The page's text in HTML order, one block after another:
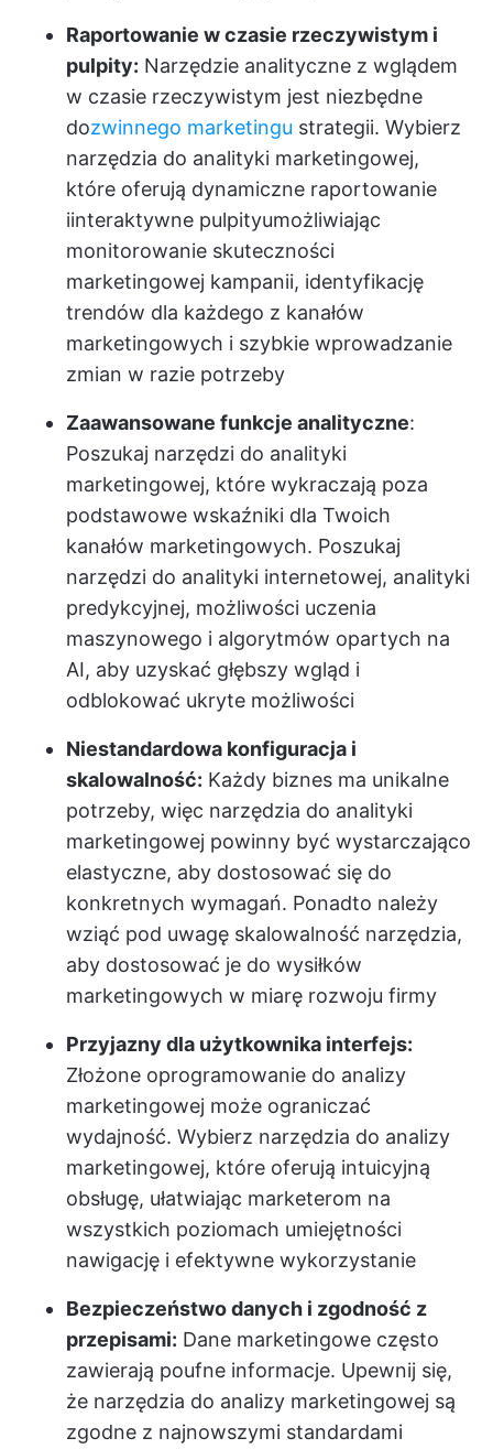
Raportowanie w czasie rzeczywistym i
pulpity: Narzędzie analityczne z wglądem
w czasie rzeczywistym jest niezbędne
dozwinnego marketingu strategii. Wybierz
narzędzia do analityki marketingowej,
które oferują dynamiczne raportowanie
iinteraktywne pulpityumożliwiając
monitorowanie skuteczności
marketingowej kampanii, identyfikację
trendów dla każdego z kanałów
marketingowych i szybkie wprowadzanie
zmian w razie potrzeby
Zaawansowane funkcje analityczne:
Poszukaj narzędzi do analityki
marketingowej, które wykraczają poza
podstawowe wskaźniki dla Twoich
kanałów marketingowych. Poszukaj
narzędzi do analityki internetowej, analityki
predykcyjnej, możliwości uczenia
maszynowego i algorytmów opartych na
AI, aby uzyskać głębszy wgląd i
odblokować ukryte możliwości
Niestandardowa konfiguracja i
skalowalność: Każdy biznes ma unikalne
potrzeby, więc narzędzia do analityki
marketingowej powinny być wystarczająco
elastyczne, aby dostosować się do
konkretnych wymagań. Ponadto należy
wziąć pod uwagę skalowalność narzędzia,
aby dostosować je do wysiłków
marketingowych w miarę rozwoju firmy
Przyjazny dla użytkownika interfejs:
Złożone oprogramowanie do analizy
marketingowej może ograniczać
wydajność. Wybierz narzędzia do analizy
marketingowej, które oferują intuicyjną
obsługę, ułatwiając marketerom na
wszystkich poziomach umiejętności
nawigację i efektywne wykorzystanie
Bezpieczeństwo danych i zgodność z
przepisami: Dane marketingowe często
zawierają poufne informacje. Upewnij się,
że narzędzia do analizy marketingowej są
zgodne z najnowszymi standardami